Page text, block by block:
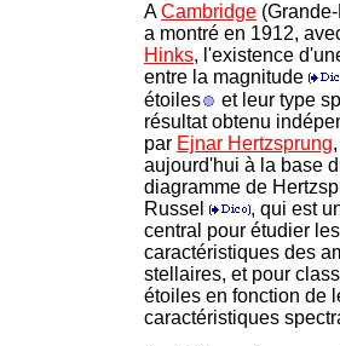
ACambridge
a montré en 1912,
Hinks, l'existence
entre la magnitude
étoiles
et leur type
résultat obtenu
par Ejnar Hertzsprung
aujourd'hui à la base
diagramme de
Russel
, qui est
central pour étudier les
caractéristiques des
stellaires, et pour
étoiles en fonction de
caractéristiques